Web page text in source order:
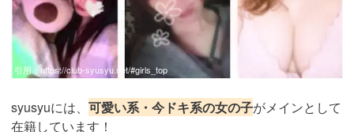
引用： https://club-syusyu.net/#girls_top
syusyuには、 可愛い系・今ドキ系の女の子がメインとして
在籍しています！